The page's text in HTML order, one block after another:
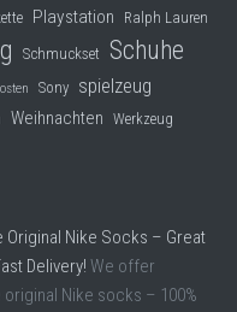
Playstation Ralph Lauren
Schmuckset Schuhe
Sony spielzeug
Weihnachten Werkzeug
Original Nike Socks – Great
Delivery! We offer
Nike socks – 100%